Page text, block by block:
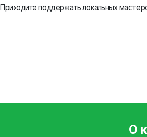
Приходите поддержать локальных
О